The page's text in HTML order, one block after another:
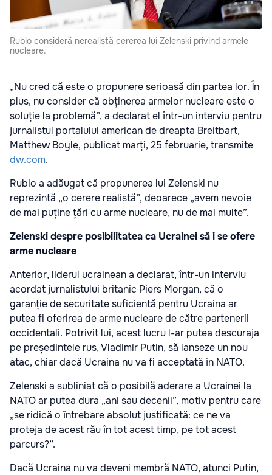
Rubio consideră nerealistă cererea lui Zelenski privind armele
nucleare.
„Nu cred că este o propunere serioasă din partea lor. În
plus, nu consider că obținerea armelor nucleare este o
soluție la problemă”, a declarat el într-un interviu pentru
jurnalistul portalului american de dreapta Breitbart,
Matthew Boyle, publicat marți, 25 februarie, transmite
dw.com.
Rubio a adăugat că propunerea lui Zelenski nu
reprezintă „o cerere realistă”, deoarece „avem nevoie
de mai puține țări cu arme nucleare, nu de mai multe”.
Zelenski despre posibilitatea ca Ucrainei să i se ofere
arme nucleare
Anterior, liderul ucrainean a declarat, într-un interviu
acordat jurnalistului britanic Piers Morgan, că o
garanție de securitate suficientă pentru Ucraina ar
putea fi oferirea de arme nucleare de către partenerii
occidentali. Potrivit lui, acest lucru l-ar putea descuraja
pe președintele rus, Vladimir Putin, să lanseze un nou
atac, chiar dacă Ucraina nu va fi acceptată în NATO.
Zelenski a subliniat că o posibilă aderare a Ucrainei la
NATO ar putea dura „ani sau decenii”, motiv pentru care
„se ridică o întrebare absolut justificată: ce ne va
proteja de acest rău în tot acest timp, pe tot acest
parcurs?”.
Dacă Ucraina nu va deveni membră NATO, atunci Putin,